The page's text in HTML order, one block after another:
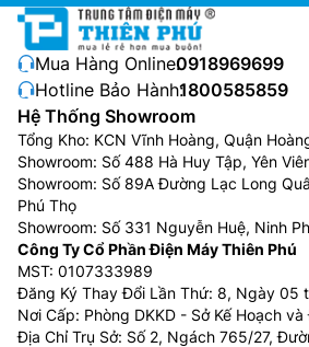
Mua Hàng Online:0918969699
Hotline Bảo Hành:1800585859
Hệ Thống Showroom
Tổng Kho: KCN Vĩnh Hoàng, Quận
Showroom: Số 488 Hà Huy Tập, Yên
Showroom: Số 89A Đường Lạc Long
Phú Thọ
Showroom: Số 331 Nguyễn Huệ, Ninh
Công Ty Cổ Phần Điện Máy Thiên Phú
MST: 0107333989
Đăng Ký Thay Đổi Lần Thứ: 8, Ngày 05
Nơi Cấp: Phòng DKKD - Sở Kế Hoạch
Địa Chỉ Trụ Sở: Số 2, Ngách 765/27,